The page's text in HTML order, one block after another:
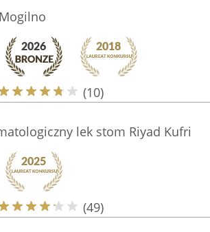
(10)
lek stom Riyad Kufri
(49)